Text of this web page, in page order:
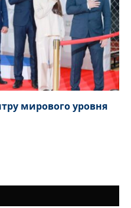
мирового уровня